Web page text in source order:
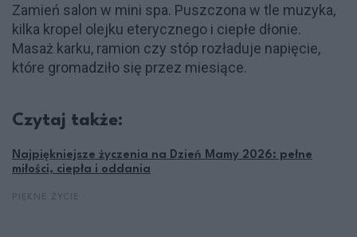
Zamień salon w mini spa. Puszczona w tle muzyka,
kilka kropel olejku eterycznego i ciepłe dłonie.
Masaż karku, ramion czy stóp rozładuje napięcie,
które gromadziło się przez miesiące.
Czytaj także:
Najpiękniejsze życzenia na Dzień Mamy 2026: pełne
miłości, ciepła i oddania